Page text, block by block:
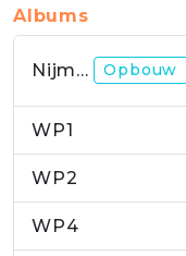
Albums
Nijmegen Opbouw
WP1
WP2
WP4